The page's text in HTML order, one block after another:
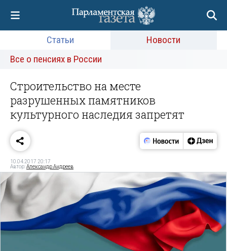
Статьи
Новости
Все о пенсиях в России
Строительство на месте
разрушенных памятников
культурного наследия запретят
10.04.2017 20:17
Автор:Александр Андреев